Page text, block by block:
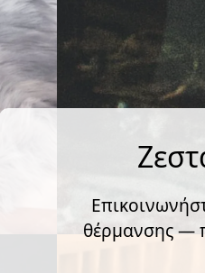
θέρμανσης —